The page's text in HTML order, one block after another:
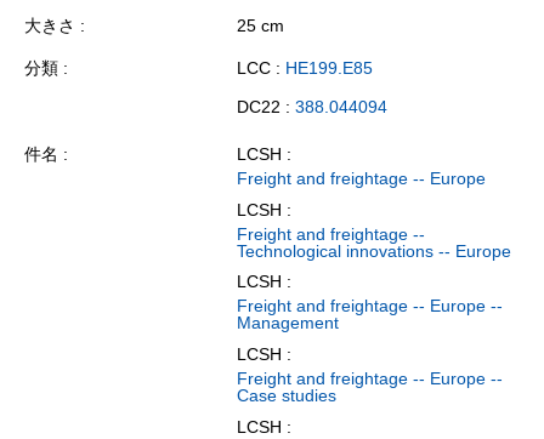
大きさ
25 cm
分類 LCC : HE199.E85
DC22 : 388.044094
件名
LCSH :
Freight and freightage -- Europe
LCSH :
Freight and freightage --
Technological innovations -- Europe
LCSH :
Freight and freightage -- Europe --
Management
LCSH :
Freight and freightage -- Europe --
Case studies
LCSH :